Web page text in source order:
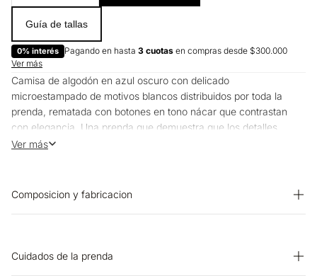
Guía de tallas
0% interés Pagando en hasta 3 cuotas en compras desde $300.000
Ver más
Camisa de algodón en azul oscuro con delicado
microestampado de motivos blancos distribuidos por toda la
prenda, rematada con botones en tono nácar que contrastan
con elegancia. Una prenda que demuestra que los detalles
pequeños generan el mayor impacto.
El tejido de algodón ofrece un tacto suave y ligeramente
dimensión visual rica y sofisticada al tacto.
Ver más
Composicion y fabricacion
Cuidados de la prenda